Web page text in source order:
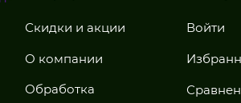
Скидки и акции
О компании
Обработка
Войти